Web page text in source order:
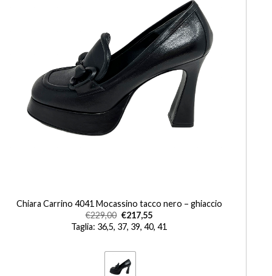
Chiara Carrino 4041 Mocassino tacco nero – ghiaccio
€229,00 €217,55
Taglia: 36,5, 37, 39, 40, 41